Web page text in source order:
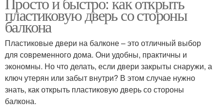
пластиковую дверь со стороны
балкона
Пластиковые двери на балконе – это отличный выбор
для современного дома. Они удобны, практичны и
экономны. Но что делать, если двери закрыты снаружи, а
ключ утерян или забыт внутри? В этом случае нужно
знать, как открыть пластиковую дверь со стороны
балкона.